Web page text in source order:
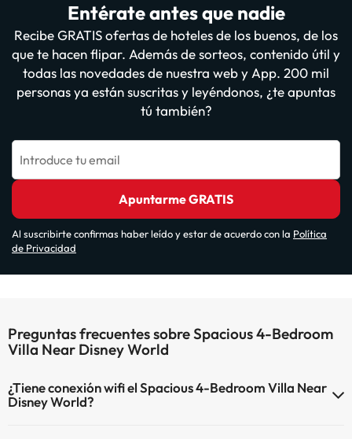
Entérate antes que nadie
Recibe GRATIS ofertas de hoteles de los buenos, de los
que te hacen flipar. Además de sorteos, contenido útil y
todas las novedades de nuestra web y App. 200 mil
personas ya están suscritas y leyéndonos, ¿te apuntas
tú también?
Introduce tu email
Apuntarme GRATIS
Al suscribirte confirmas haber leído y estar de acuerdo con la Política
de Privacidad
Preguntas frecuentes sobre Spacious 4-Bedroom
Villa Near Disney World
¿Tiene conexión wifi el Spacious 4-Bedroom Villa Near
Disney World?